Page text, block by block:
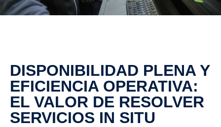
DISPONIBILIDAD PLENA Y
EFICIENCIA OPERATIVA:
EL VALOR DE RESOLVER
SERVICIOS IN SITU